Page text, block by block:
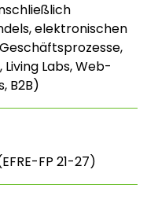
elektronischen
Labs, Web-
B2B)
FP 21-27)